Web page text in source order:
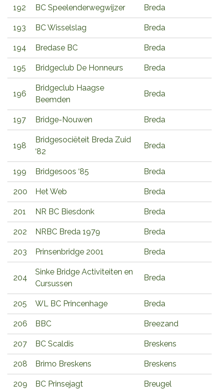
192 BC Speelenderwegwijzer Breda
193 BC Wisselslag Breda
194 Bredase BC Breda
195 Bridgeclub De Honneurs Breda
196
Bridgeclub Haagse
Beemden
Breda
197 Bridge-Nouwen Breda
198
Bridgesociëteit Breda Zuid
‘82
Breda
199 Bridgesoos ‘85 Breda
200 Het Web Breda
201 NR BC Biesdonk Breda
202 NRBC Breda 1979 Breda
203 Prinsenbridge 2001 Breda
204
Sinke Bridge Activiteiten en
Cursussen
Breda
205 WL BC Princenhage Breda
206 BBC Breezand
207 BC Scaldis Breskens
208 Brimo Breskens Breskens
209 BC Prinsejagt Breugel